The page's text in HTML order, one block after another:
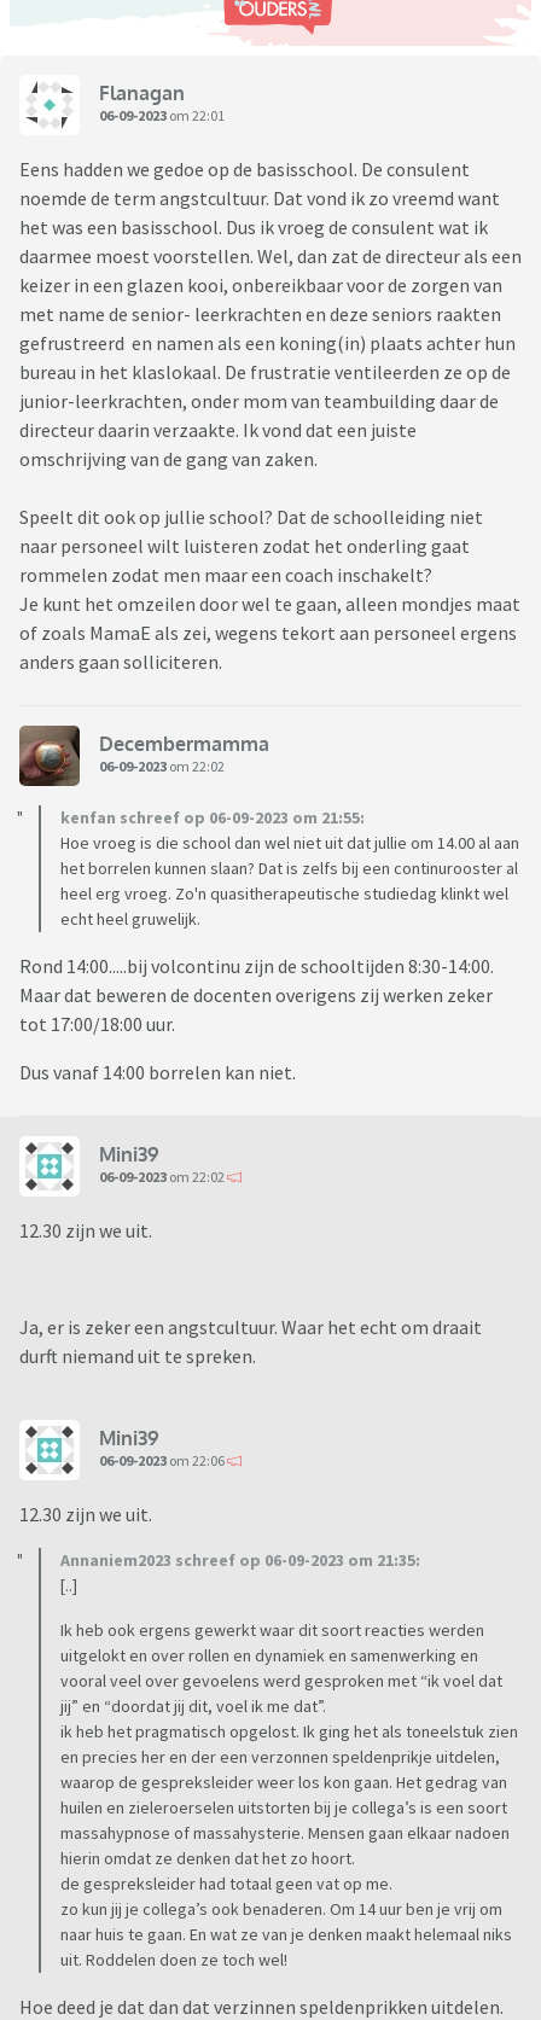
Flanagan
06-09-2023 om 22:01
Eens hadden we gedoe op de basisschool. De consulent
noemde de term angstcultuur. Dat vond ik zo vreemd want
het was een basisschool. Dus ik vroeg de consulent wat ik
daarmee moest voorstellen. Wel, dan zat de directeur als een
keizer in een glazen kooi, onbereikbaar voor de zorgen van
met name de senior- leerkrachten en deze seniors raakten
gefrustreerd en namen als een koning(in) plaats achter hun
bureau in het klaslokaal. De frustratie ventileerden ze op de
junior-leerkrachten, onder mom van teambuilding daar de
directeur daarin verzaakte. Ik vond dat een juiste
omschrijving van de gang van zaken.
Speelt dit ook op jullie school? Dat de schoolleiding niet
naar personeel wilt luisteren zodat het onderling gaat
rommelen zodat men maar een coach inschakelt?
Je kunt het omzeilen door wel te gaan, alleen mondjes maat
of zoals MamaE als zei, wegens tekort aan personeel ergens
anders gaan solliciteren.
Decembermamma
06-09-2023 om 22:02
kenfan schreef op 06-09-2023 om 21:55:
Hoe vroeg is die school dan wel niet uit dat jullie om 14.00 al aan
het borrelen kunnen slaan? Dat is zelfs bij een continurooster al
heel erg vroeg. Zo'n quasitherapeutische studiedag klinkt wel
echt heel gruwelijk.
Rond 14:00.....bij volcontinu zijn de schooltijden 8:30-14:00.
Maar dat beweren de docenten overigens zij werken zeker
tot 17:00/18:00 uur.
Dus vanaf 14:00 borrelen kan niet.
Mini39
06-09-2023 om 22:02
12.30 zijn we uit.
Ja, er is zeker een angstcultuur. Waar het echt om draait
durft niemand uit te spreken.
Mini39
06-09-2023 om 22:06
12.30 zijn we uit.
Annaniem2023 schreef op 06-09-2023 om 21:35:
[..]
Ik heb ook ergens gewerkt waar dit soort reacties werden
uitgelokt en over rollen en dynamiek en samenwerking en
vooral veel over gevoelens werd gesproken met “ik voel dat
jij” en “doordat jij dit, voel ik me dat”.
ik heb het pragmatisch opgelost. Ik ging het als toneelstuk zien
en precies her en der een verzonnen speldenprikje uitdelen,
waarop de gespreksleider weer los kon gaan. Het gedrag van
huilen en zieleroerselen uitstorten bij je collega’s is een soort
massahypnose of massahysterie. Mensen gaan elkaar nadoen
hierin omdat ze denken dat het zo hoort.
de gespreksleider had totaal geen vat op me.
zo kun jij je collega’s ook benaderen. Om 14 uur ben je vrij om
naar huis te gaan. En wat ze van je denken maakt helemaal niks
uit. Roddelen doen ze toch wel!
Hoe deed je dat dan dat verzinnen speldenprikken uitdelen.